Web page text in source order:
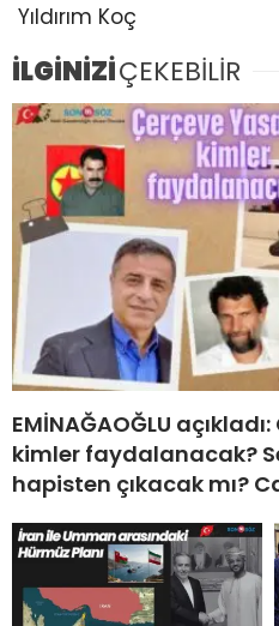
Yıldırım Koç
İLGİNİZİÇEKEBİLİR
EMİNAĞAOĞLU
kimler faydalanacak?
hapisten çıkacak mı?